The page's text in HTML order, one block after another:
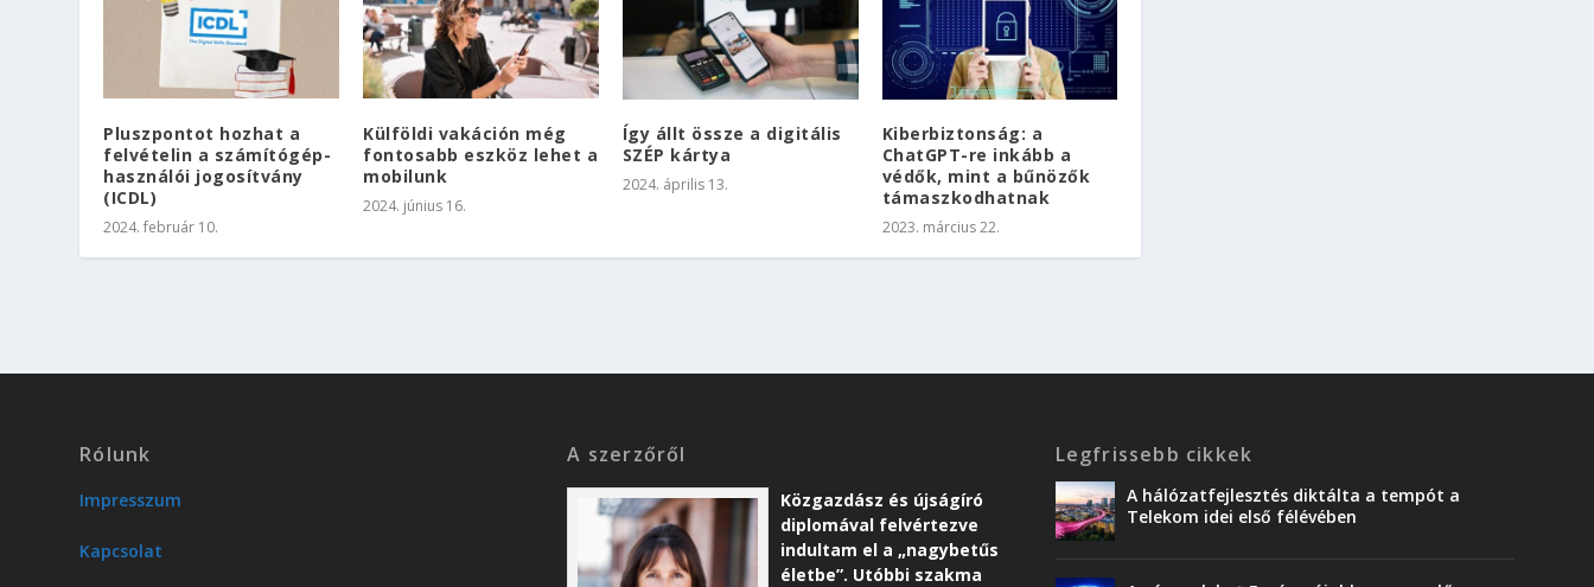
Pluszpontot hozhat a
felvételin a számítógép-
használói jogosítvány
(ICDL)
2024. február 10.
Külföldi vakáción még
fontosabb eszköz lehet a
mobilunk
2024. június 16.
Így állt össze a digitális
SZÉP kártya
2024. április 13.
Kiberbiztonság: a
ChatGPT-re inkább a
védők, mint a bűnözők
támaszkodhatnak
2023. március 22.
Rólunk
Impresszum
Kapcsolat
A szerzőről
Közgazdász és újságíró
diplomával felvértezve
indultam el a „nagybetűs
életbe”. Utóbbi szakma
Legfrissebb cikkek
A hálózatfejlesztés diktálta a tempót a
Telekom idei első félévében